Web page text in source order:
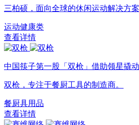
三柏硕，面向全球的休闲运动解决方案
运动健康类
查看详情
中国筷子第一股「双枪」借助领星撬
双枪，专注于餐厨工具的制造商。
餐厨具用品
查看详情